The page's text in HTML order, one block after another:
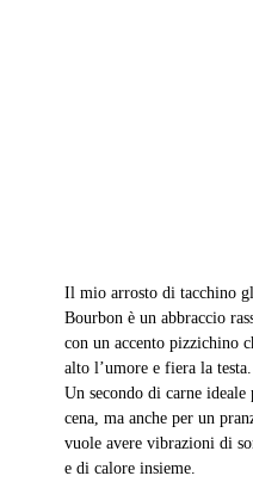
Il mio arrosto di tacchino
Bourbon è un abbraccio
con un accento pizzichino
alto l’umore e fiera la testa.
Un secondo di carne ideale
cena, ma anche per un
vuole avere vibrazioni di
e di calore insieme.